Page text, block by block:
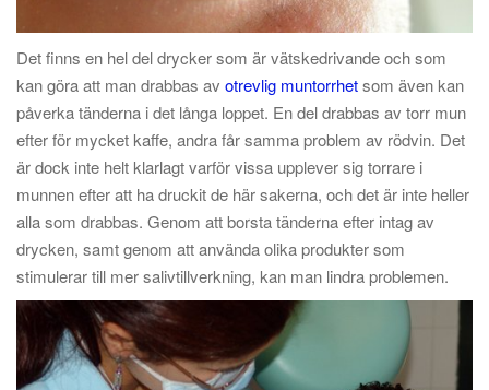
Det finns en hel del drycker som är vätskedrivande och som
kan göra att man drabbas av otrevlig muntorrhetsom även kan
påverka tänderna i det långa loppet. En del drabbas av torr mun
efter för mycket kaffe, andra får samma problem av rödvin. Det
är dock inte helt klarlagt varför vissa upplever sig torrare i
munnen efter att ha druckit de här sakerna, och det är inte heller
alla som drabbas. Genom att borsta tänderna efter intag av
drycken, samt genom att använda olika produkter som
stimulerar till mer salivtillverkning, kan man lindra problemen.